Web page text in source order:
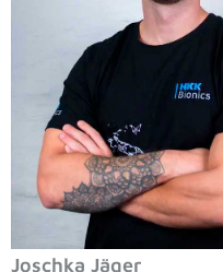
Joschka Jäger